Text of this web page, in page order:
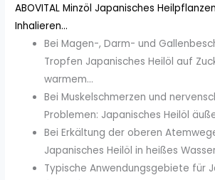
ABOVITAL Minzöl Japanisches
Inhalieren...
Bei Magen-, Darm- und
Tropfen Japanisches Heilöl auf
warmem...
Bei Muskelschmerzen und
Problemen: Japanisches Heilöl
Bei Erkältung der oberen
Japanisches Heilöl in heißes
Typische Anwendungsgebiete für